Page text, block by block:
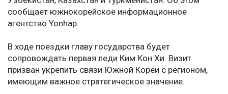
сообщает южнокорейское информационное
агентство Yonhap.
В ходе поездки главу государства будет
сопровождать первая леди Ким Кон Хи. Визит
призван укрепить связи Южной Кореи с регионом,
имеющим важное стратегическое значение.